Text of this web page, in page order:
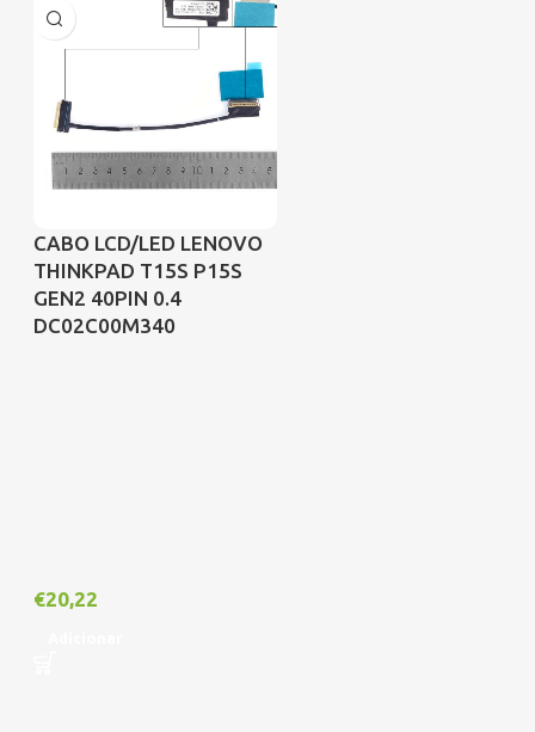
CABO LCD/LED LENOVO
THINKPAD T15S P15S
GEN2 40PIN 0.4
DC02C00M340
€20,22